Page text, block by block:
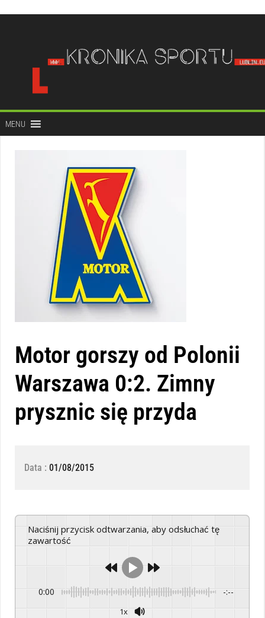
treści
MENU
Motor gorszy od Polonii
Warszawa 0:2. Zimny
prysznic się przyda
Data : 01/08/2015
Naciśnij przycisk odtwarzania, aby odsłuchać tę
zawartość
0:00 -:--
1x